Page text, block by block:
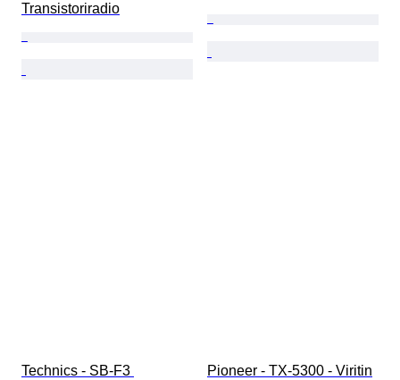
Transistoriradio
Technics - SB-F3
Pioneer - TX-5300 - Viritin